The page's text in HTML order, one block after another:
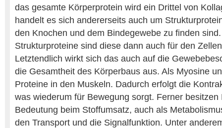
das gesamte Körperprotein wird ein Drittel von
handelt es sich andererseits auch um
den Knochen und dem Bindegewebe zu finden
Strukturproteine sind diese dann auch für den
Letztendlich wirkt sich das auch auf die
die Gesamtheit des Körperbaus aus. Als Myosine
Proteine in den Muskeln. Dadurch erfolgt die
was wiederum für Bewegung sorgt. Ferner
Bedeutung beim Stoffumsatz, auch als
den Transport und die Signalfunktion. Unter